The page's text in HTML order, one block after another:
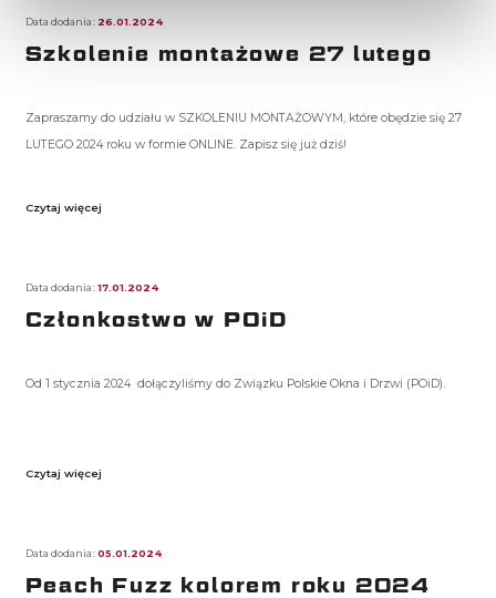
Data dodania: 26.01.2024
Szkolenie montażowe 27 lutego
Zapraszamy do udziału w SZKOLENIU MONTAŻOWYM, które obędzie się 27
LUTEGO 2024 roku w formie ONLINE. Zapisz się już dziś!
Czytaj więcej
Data dodania:17.01.2024
Członkostwo w POiD
Od 1 stycznia 2024 dołączyliśmy do Związku Polskie Okna i Drzwi (POiD).
Czytaj więcej
Data dodania:05.01.2024
Peach Fuzz kolorem roku 2024